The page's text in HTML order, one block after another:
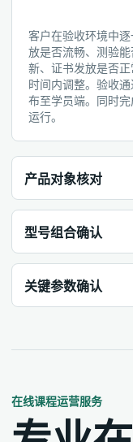
客户在验收环境中
放是否流畅、测验
新、证书发放是否
时间内调整。验收
布至学员端。同时
运行。
产品对象核对
型号组合确认
关键参数确认
在线课程运营服务